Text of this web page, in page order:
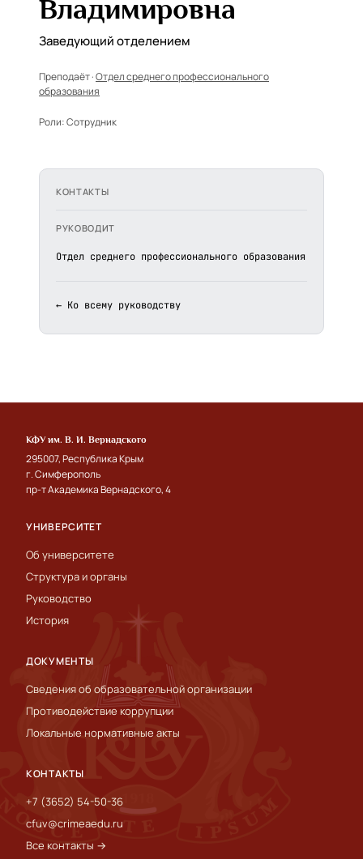
Владимировна
Заведующий отделением
Преподаёт ·Отдел среднего профессионального
образования
Роли:Сотрудник
КОНТАКТЫ
РУКОВОДИТ
Отдел среднего профессионального образования
← Ко всему руководству
КФУ им. В. И. Вернадского
295007, Республика Крым
г. Симферополь
пр-т Академика Вернадского, 4
УНИВЕРСИТЕТ
Об университете
Структура и органы
Руководство
История
ДОКУМЕНТЫ
Сведения об образовательной организации
Противодействие коррупции
Локальные нормативные акты
КОНТАКТЫ
+7 (3652) 54-50-36
cfuv@crimeaedu.ru
Все контакты →